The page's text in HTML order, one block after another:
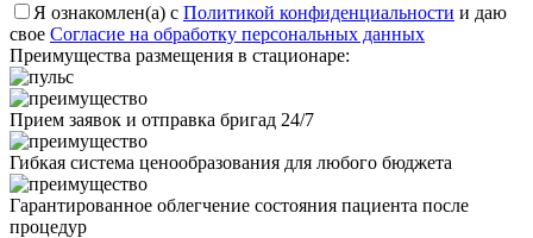
Я ознакомлен(а) с Политикой конфиденциальности и даю
свое Согласие на обработку персональных данных
Преимущества размещения в стационаре:
Прием заявок и отправка бригад 24/7
Гибкая система ценообразования для любого бюджета
Гарантированное облегчение состояния пациента после
процедур